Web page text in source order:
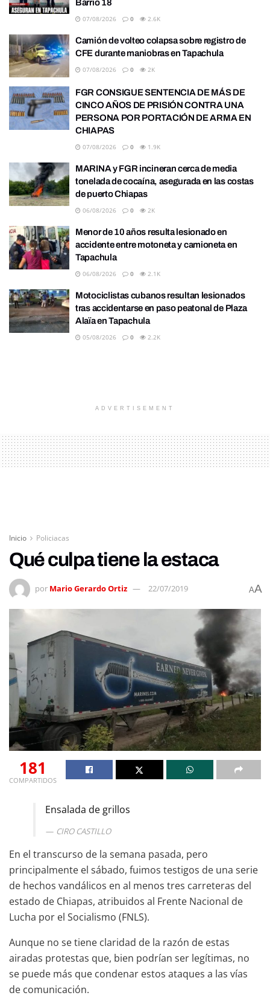
Barrio 18
07/08/2026 0 2.6K
Camión de volteo colapsa sobre registro de
CFE durante maniobras en Tapachula
07/08/2026 0 2K
FGR CONSIGUE SENTENCIA DE MÁS DE
CINCO AÑOS DE PRISIÓN CONTRA UNA
PERSONA POR PORTACIÓN DE ARMA EN
CHIAPAS
07/08/2026 0 1.9K
MARINA y FGR incineran cerca de media
tonelada de cocaína, asegurada en las costas
de puerto Chiapas
06/08/2026 0 2K
Menor de 10 años resulta lesionado en
accidente entre motoneta y camioneta en
Tapachula
06/08/2026 0 2.1K
Motociclistas cubanos resultan lesionados
tras accidentarse en paso peatonal de Plaza
Alaïa en Tapachula
05/08/2026 0 2.2K
ADVERTISEMENT
Inicio Policiacas
Qué culpa tiene la estaca
por Mario Gerardo Ortiz 22/07/2019 AA
181
COMPARTIDOS
Ensalada de grillos
CIRO CASTILLO
En el transcurso de la semana pasada, pero
principalmente el sábado, fuimos testigos de una serie
de hechos vandálicos en al menos tres carreteras del
estado de Chiapas, atribuidos al Frente Nacional de
Lucha por el Socialismo (FNLS).
Aunque no se tiene claridad de la razón de estas
airadas protestas que, bien podrían ser legítimas, no
se puede más que condenar estos ataques a las vías
de comunicación.